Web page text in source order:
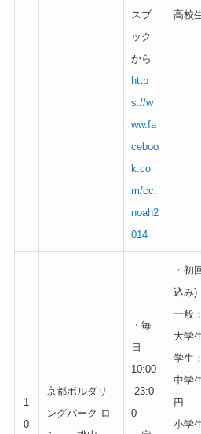
スブ
ック
から
http
s://w
ww.fa
ceboo
k.co
m/cc.
noah2
014
高校
1
0
京都ボルダリ
ングパーク ロ
・毎
日
10:00
-23:0
0
・初
込み)
一般
大学
学生
中学
円
小学